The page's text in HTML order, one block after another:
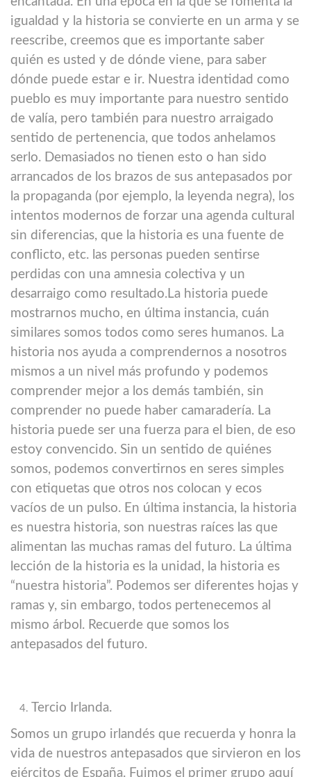
igualdad y la historia se convierte en un arma y se
reescribe, creemos que es importante saber
quién es usted y de dónde viene, para saber
dónde puede estar e ir. Nuestra identidad como
pueblo es muy importante para nuestro sentido
de valía, pero también para nuestro arraigado
sentido de pertenencia, que todos anhelamos
serlo. Demasiados no tienen esto o han sido
arrancados de los brazos de sus antepasados ​​por
la propaganda (por ejemplo, la leyenda negra), los
intentos modernos de forzar una agenda cultural
sin diferencias, que la historia es una fuente de
conflicto, etc. las personas pueden sentirse
perdidas con una amnesia colectiva y un
desarraigo como resultado.La historia puede
mostrarnos mucho, en última instancia, cuán
similares somos todos como seres humanos. La
historia nos ayuda a comprendernos a nosotros
mismos a un nivel más profundo y podemos
comprender mejor a los demás también, sin
comprender no puede haber camaradería. La
historia puede ser una fuerza para el bien, de eso
estoy convencido. Sin un sentido de quiénes
somos, podemos convertirnos en seres simples
con etiquetas que otros nos colocan y ecos
vacíos de un pulso. En última instancia, la historia
es nuestra historia, son nuestras raíces las que
alimentan las muchas ramas del futuro. La última
lección de la historia es la unidad, la historia es
“nuestra historia”. Podemos ser diferentes hojas y
ramas y, sin embargo, todos pertenecemos al
mismo árbol. Recuerde que somos los
antepasados ​​del futuro.
Tercio Irlanda.
Somos un grupo irlandés que recuerda y honra la
vida de nuestros antepasados ​​que sirvieron en los
ejércitos de España. Fuimos el primer grupo aquí